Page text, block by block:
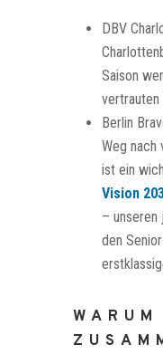
DBV
Saison
vertrauten
Berlin
Weg nach
ist ein
Vision
– unseren
den
WARUM